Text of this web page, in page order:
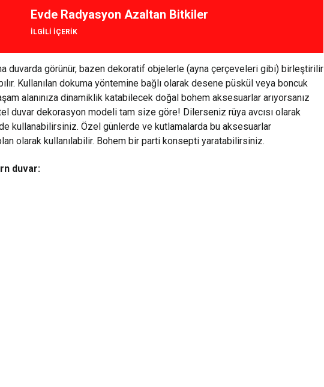
ILGILI IÇERIK
Evde Radyasyon Azaltan Bitkiler
duvarda görünür, bazen dekoratif objelerle (ayna çerçeveleri gibi) birleştirilir
Kullanılan dokuma yöntemine bağlı olarak desene püskül veya boncuk
alanınıza dinamiklik katabilecek doğal bohem aksesuarlar arıyorsanız
duvar dekorasyon modeli tam size göre! Dilerseniz rüya avcısı olarak
kullanabilirsiniz. Özel günlerde ve kutlamalarda bu aksesuarlar
olarak kullanılabilir. Bohem bir parti konsepti yaratabilirsiniz.
duvar: